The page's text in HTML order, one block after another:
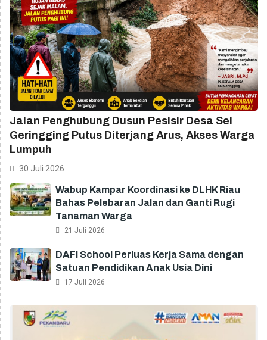
Jalan Penghubung Dusun Pesisir Desa Sei
Geringging Putus Diterjang Arus, Akses Warga
Lumpuh
30 Juli 2026
Wabup Kampar Koordinasi ke DLHK Riau
Bahas Pelebaran Jalan dan Ganti Rugi
Tanaman Warga
21 Juli 2026
DAFI School Perluas Kerja Sama dengan
Satuan Pendidikan Anak Usia Dini
17 Juli 2026